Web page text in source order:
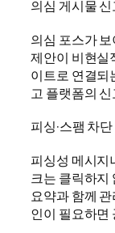
의심 게시물 신
의심 포스가
제안이 비현실
이트로 연결되
고 플랫폼의
피싱·스팸 차단
피싱성 메시지
크는 클릭하지
요약과 함께
인이 필요하면